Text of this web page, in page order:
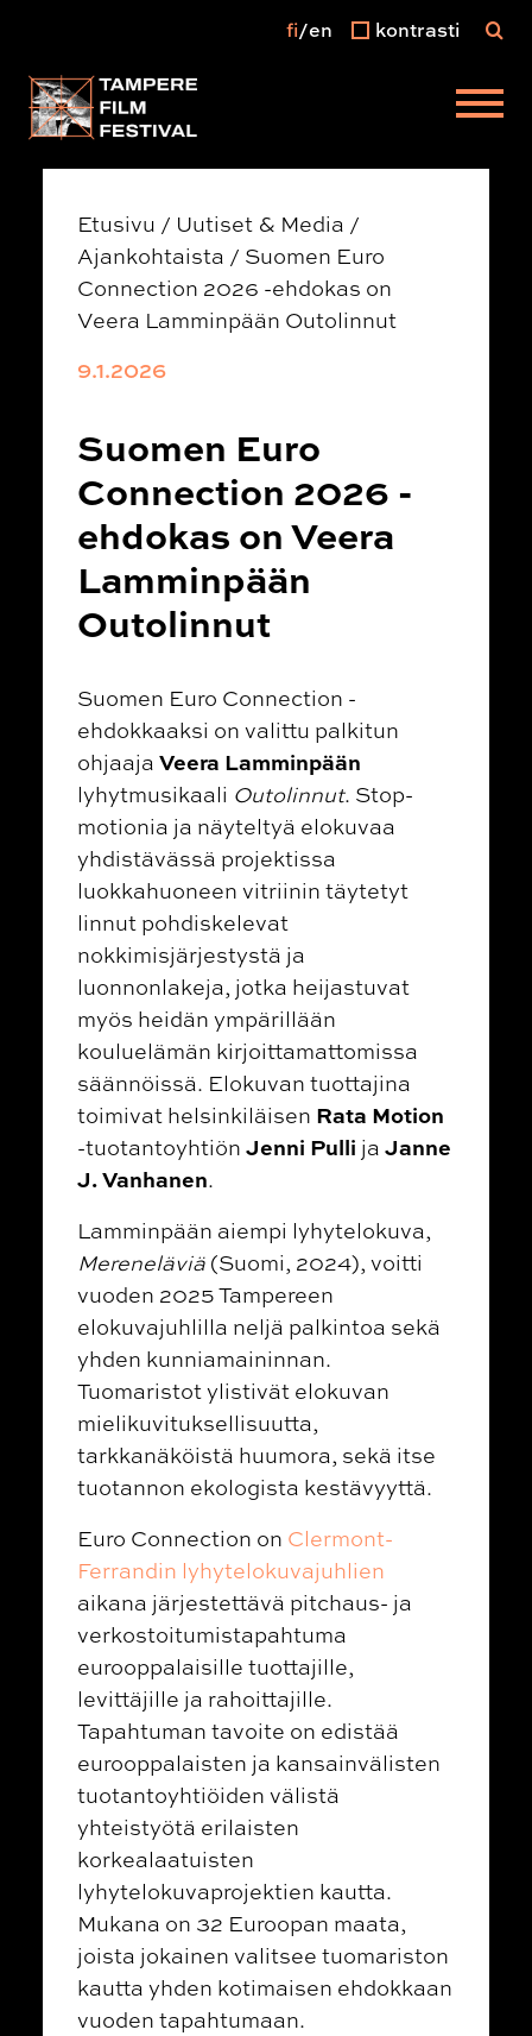
Päävalikko
fi en kontrasti
Etusivu / Uutiset & Media /
Ajankohtaista / Suomen Euro
Connection 2026 -ehdokas on
Veera Lamminpään Outolinnut
9.1.2026
Suomen Euro
Connection 2026 -
ehdokas on Veera
Lamminpään
Outolinnut
Suomen Euro Connection -
ehdokkaaksi on valittu palkitun
ohjaaja Veera Lamminpään
lyhytmusikaali Outolinnut. Stop-
motionia ja näyteltyä elokuvaa
yhdistävässä projektissa
luokkahuoneen vitriinin täytetyt
linnut pohdiskelevat
nokkimisjärjestystä ja
luonnonlakeja, jotka heijastuvat
myös heidän ympärillään
kouluelämän kirjoittamattomissa
säännöissä. Elokuvan tuottajina
toimivat helsinkiläisen Rata Motion
-tuotantoyhtiön Jenni Pulli ja Janne
J. Vanhanen.
Lamminpään aiempi lyhytelokuva,
Mereneläviä (Suomi, 2024), voitti
vuoden 2025 Tampereen
elokuvajuhlilla neljä palkintoa sekä
yhden kunniamaininnan.
Tuomaristot ylistivät elokuvan
mielikuvituksellisuutta,
tarkkanäköistä huumora, sekä itse
tuotannon ekologista kestävyyttä.
Euro Connection on Clermont-
Ferrandin lyhytelokuvajuhlien
aikana järjestettävä pitchaus- ja
verkostoitumistapahtuma
eurooppalaisille tuottajille,
levittäjille ja rahoittajille.
Tapahtuman tavoite on edistää
eurooppalaisten ja kansainvälisten
tuotantoyhtiöiden välistä
yhteistyötä erilaisten
korkealaatuisten
lyhytelokuvaprojektien kautta.
Mukana on 32 Euroopan maata,
joista jokainen valitsee tuomariston
kautta yhden kotimaisen ehdokkaan
vuoden tapahtumaan.